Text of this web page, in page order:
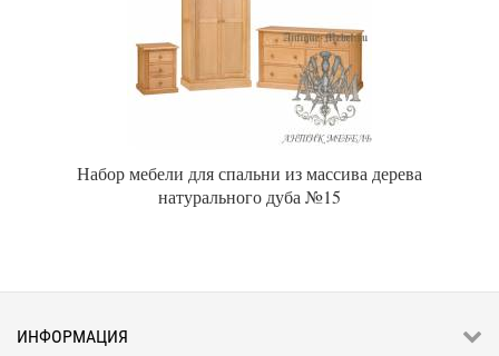
Набор мебели для спальни из массива дерева
натурального дуба №15
ИНФОРМАЦИЯ